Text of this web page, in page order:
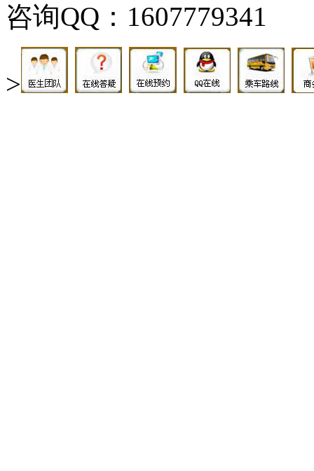
咨询QQ：1607779341
>